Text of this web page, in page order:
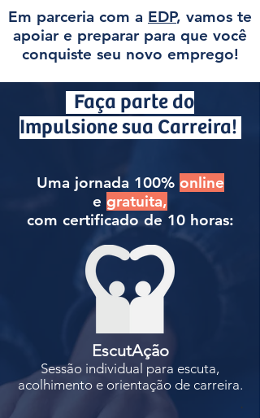
Em parceria com a EDP, vamos te
apoiar e preparar para que você
conquiste seu novo emprego!
Faça parte do
Impulsione sua Carreira!
Uma jornada 100% online
e gratuita,
com certificado de 10 horas:
EscutAção
Sessão individual para escuta,
acolhimento e orientação de carreira.
.